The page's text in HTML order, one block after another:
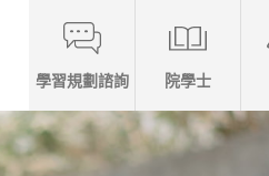
學習規劃諮詢 院學士